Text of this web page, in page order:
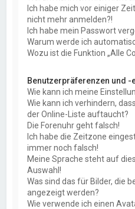
Ich habe mich vor einiger
nicht mehr anmelden?!
Ich habe mein Passwort
Warum werde ich
Wozu ist die Funktion „Alle
Benutzerpräferenzen und -
Wie kann ich meine
Wie kann ich verhindern,
der Online-Liste auftaucht?
Die Forenuhr geht falsch!
Ich habe die Zeitzone
immer noch falsch!
Meine Sprache steht auf
Auswahl!
Was sind das für Bilder, die
angezeigt werden?
Wie verwende ich einen